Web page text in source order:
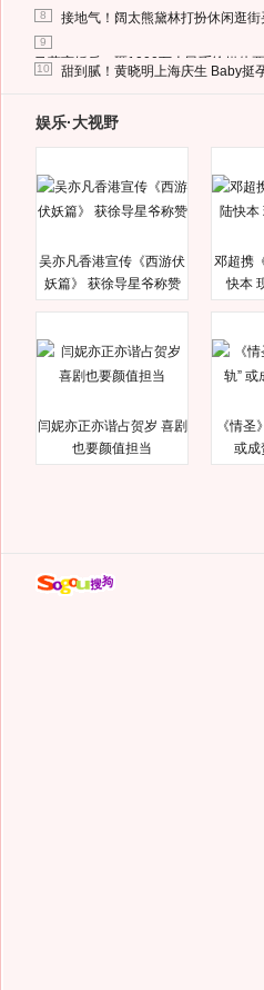
8 接地气！阔太熊黛林打扮休闲逛街
9
马蓉离婚后，砸1000万人民币给媒体
10 甜到腻！黄晓明上海庆生 Baby挺
娱乐·大视野
吴亦凡香港宣传《西游伏
妖篇》 获徐导星爷称赞
邓超携
快本
闫妮亦正亦谐占贺岁 喜剧
也要颜值担当
《情圣
或成